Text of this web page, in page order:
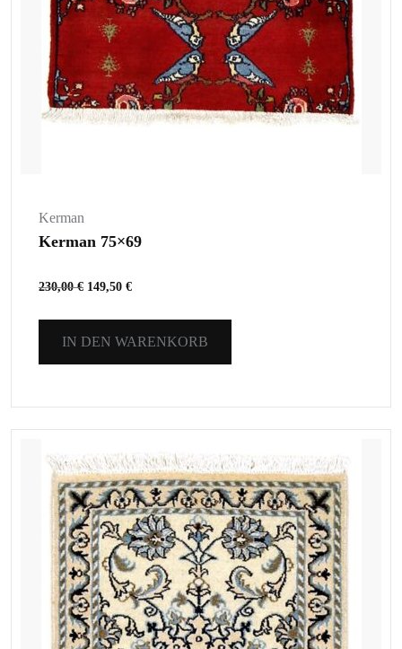
Kerman
Kerman 75×69
230,00€ 149,50 €
IN DEN WARENKORB